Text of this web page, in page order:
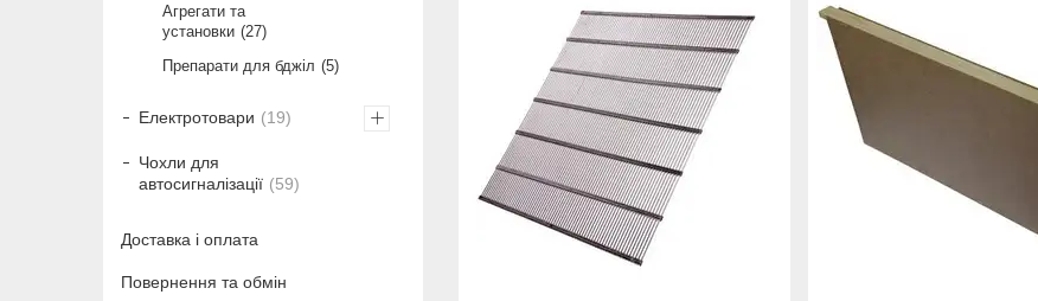
Агрегати та
установки
27
Препарати для бджіл
5
Електротовари 19
Чохли для
автосигналізації
59
Доставка і оплата
Повернення та обмін